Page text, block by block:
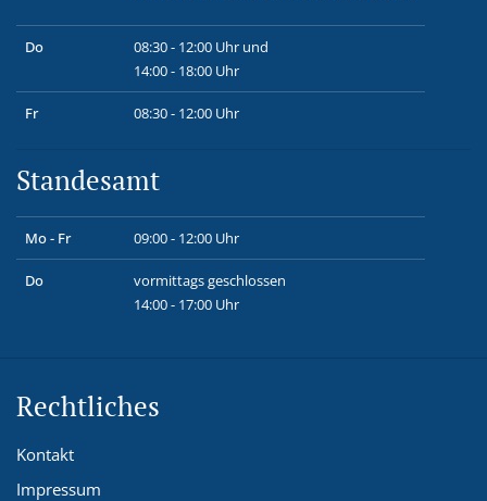
Do
08:30 - 12:00 Uhr und
14:00 - 18:00 Uhr
Fr 08:30 - 12:00 Uhr
Standesamt
Mo - Fr 09:00 - 12:00 Uhr
Do
vormittags geschlossen
14:00 - 17:00 Uhr
Rechtliches
Kontakt
Impressum